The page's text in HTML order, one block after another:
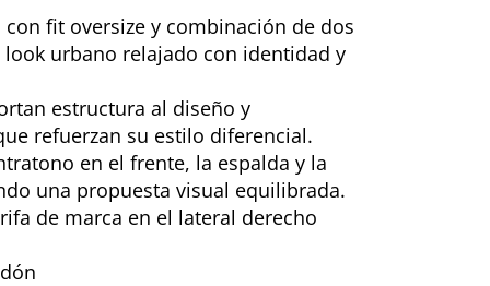
fit oversize y combinación de dos
urbano relajado con identidad y
estructura al diseño y
refuerzan su estilo diferencial.
en el frente, la espalda y la
una propuesta visual equilibrada.
de marca en el lateral derecho